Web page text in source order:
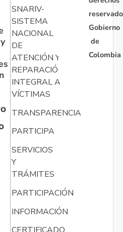
SNARIV-
SISTEMA
NACIONAL
DE
ATENCIÓN Y
REPARACIÓN
INTEGRAL A
VÍCTIMAS
TRANSPARENCIA
PARTICIPA
SERVICIOS
Y
TRÁMITES
PARTICIPACIÓN
INFORMACIÓN
Gobierno
de
Colombia